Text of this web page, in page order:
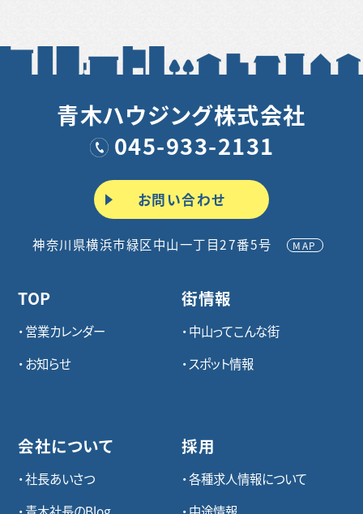
青木ハウジング株式会社
045-933-2131
お問い合わせ
神奈川県横浜市緑区中山一丁目27番5号 MAP
TOP
営業カレンダー
お知らせ
会社について
社長あいさつ
街情報
中山ってこんな街
スポット情報
採用
各種求⼈情報について